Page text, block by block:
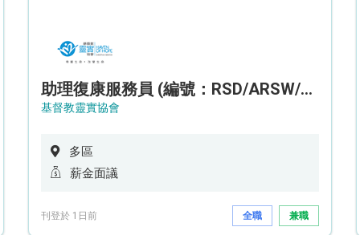
助理復康服務員 (編號：RSD/ARSW/CTE)
基督教靈實協會
多區
薪金面議
刊登於 1日前 全職 兼職